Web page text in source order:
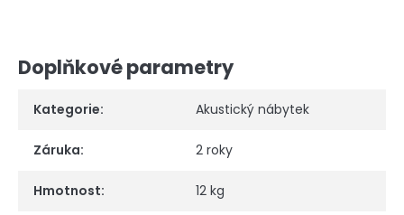
Doplňkové parametry
Kategorie: Akustický nábytek
Záruka: 2 roky
Hmotnost: 12 kg